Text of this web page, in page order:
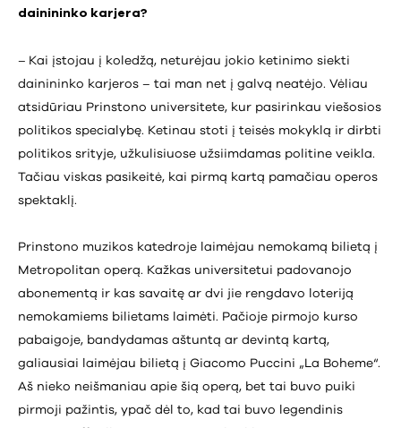
dainininko karjera?
– Kai įstojau į koledžą, neturėjau jokio ketinimo siekti
dainininko karjeros – tai man net į galvą neatėjo. Vėliau
atsidūriau Prinstono universitete, kur pasirinkau viešosios
politikos specialybę. Ketinau stoti į teisės mokyklą ir dirbti
politikos srityje, užkulisiuose užsiimdamas politine veikla.
Tačiau viskas pasikeitė, kai pirmą kartą pamačiau operos
spektaklį.
Prinstono muzikos katedroje laimėjau nemokamą bilietą į
Metropolitan operą. Kažkas universitetui padovanojo
abonementą ir kas savaitę ar dvi jie rengdavo loteriją
nemokamiems bilietams laimėti. Pačioje pirmojo kurso
pabaigoje, bandydamas aštuntą ar devintą kartą,
galiausiai laimėjau bilietą į Giacomo Puccini „La Boheme“.
Aš nieko neišmaniau apie šią operą, bet tai buvo puiki
pirmoji pažintis, ypač dėl to, kad tai buvo legendinis